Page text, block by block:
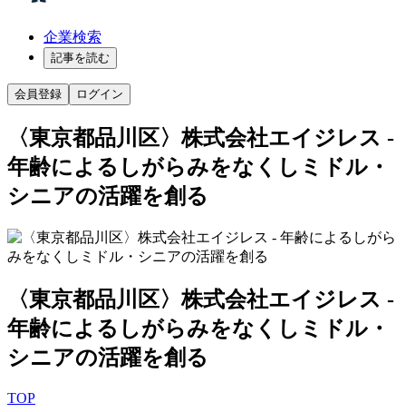
企業検索
記事を読む
会員登録 ログイン
〈東京都品川区〉株式会社エイジレス -
年齢によるしがらみをなくしミドル・
シニアの活躍を創る
〈東京都品川区〉株式会社エイジレス -
年齢によるしがらみをなくしミドル・
シニアの活躍を創る
TOP